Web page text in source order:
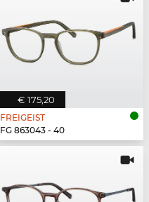
€ 175,20
FREIGEIST
FG 863043 - 40